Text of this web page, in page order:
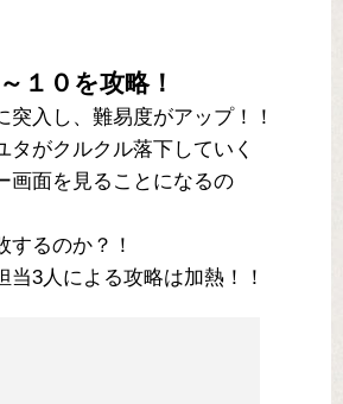
１０を攻略！
突入し、難易度がアップ！！
タがクルクル落下していく
画面を見ることになるの
するのか？！
当3人による攻略は加熱！！